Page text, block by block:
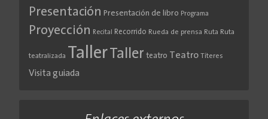
Presentación Presentación de libro Programa
Proyección Recital Recorrido Rueda de prensa Ruta Ruta
teatralizada TallerTaller teatro Teatro Títeres
Visita guiada